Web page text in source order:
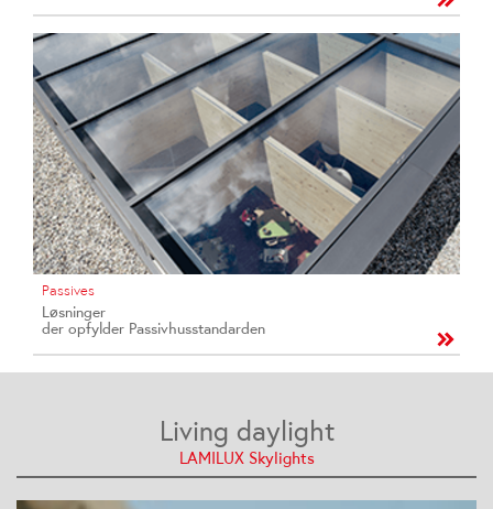
Passives
Løsninger
der opfylder Passivhusstandarden
Living daylight
LAMILUX Skylights